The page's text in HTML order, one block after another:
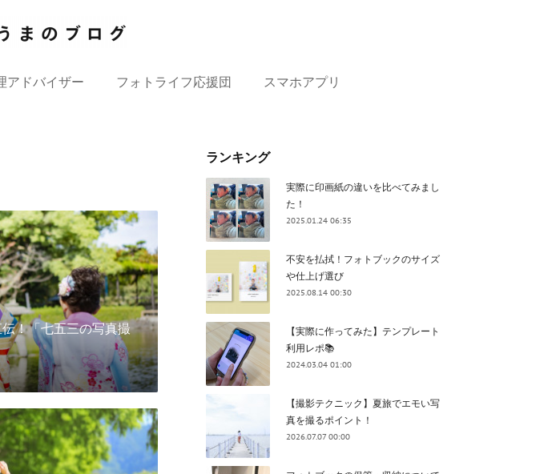
アドバイザー フォトライフ応援団 スマホアプリ
！「七五三の写真撮
ランキング
実際に印画紙の違いを比べてみまし
た！
2025.01.24 06:35
不安を払拭！フォトブックのサイズ
や仕上げ選び
2025.08.14 00:30
【実際に作ってみた】テンプレート
利用レポ📚
2024.03.04 01:00
【撮影テクニック】夏旅でエモい写
真を撮るポイント！
2026.07.07 00:00